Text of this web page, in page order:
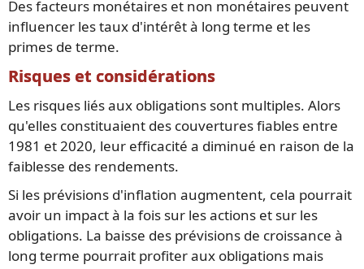
Des facteurs monétaires et non monétaires peuvent
influencer les taux d'intérêt à long terme et les
primes de terme.
Risques et considérations
Les risques liés aux obligations sont multiples. Alors
qu'elles constituaient des couvertures fiables entre
1981 et 2020, leur efficacité a diminué en raison de la
faiblesse des rendements.
Si les prévisions d'inflation augmentent, cela pourrait
avoir un impact à la fois sur les actions et sur les
obligations. La baisse des prévisions de croissance à
long terme pourrait profiter aux obligations mais